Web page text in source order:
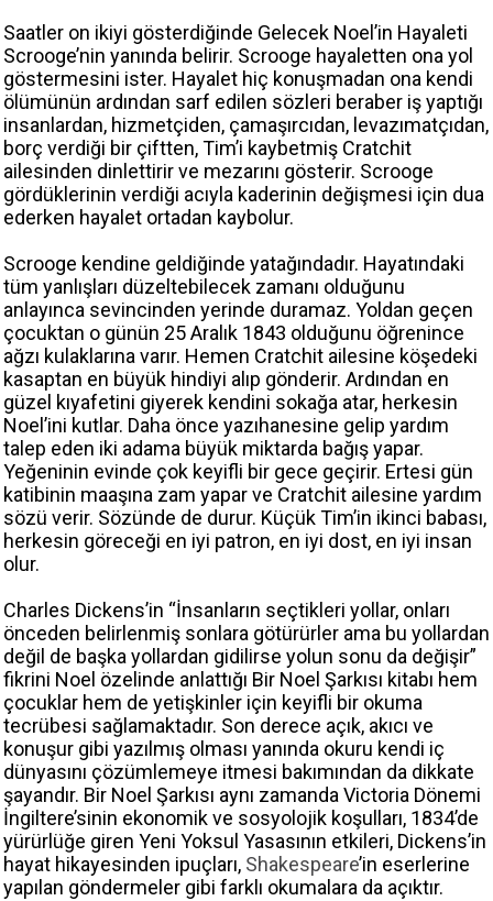
Saatler on ikiyi gösterdiğinde Gelecek Noel’in Hayaleti
Scrooge’nin yanında belirir. Scrooge hayaletten ona yol
göstermesini ister. Hayalet hiç konuşmadan ona kendi
ölümünün ardından sarf edilen sözleri beraber iş yaptığı
insanlardan, hizmetçiden, çamaşırcıdan, levazımatçıdan,
borç verdiği bir çiftten, Tim’i kaybetmiş Cratchit
ailesinden dinlettirir ve mezarını gösterir. Scrooge
gördüklerinin verdiği acıyla kaderinin değişmesi için dua
ederken hayalet ortadan kaybolur.
Scrooge kendine geldiğinde yatağındadır. Hayatındaki
tüm yanlışları düzeltebilecek zamanı olduğunu
anlayınca sevincinden yerinde duramaz. Yoldan geçen
çocuktan o günün 25 Aralık 1843 olduğunu öğrenince
ağzı kulaklarına varır. Hemen Cratchit ailesine köşedeki
kasaptan en büyük hindiyi alıp gönderir. Ardından en
güzel kıyafetini giyerek kendini sokağa atar, herkesin
Noel’ini kutlar. Daha önce yazıhanesine gelip yardım
talep eden iki adama büyük miktarda bağış yapar.
Yeğeninin evinde çok keyifli bir gece geçirir. Ertesi gün
katibinin maaşına zam yapar ve Cratchit ailesine yardım
sözü verir. Sözünde de durur. Küçük Tim’in ikinci babası,
herkesin göreceği en iyi patron, en iyi dost, en iyi insan
olur.
Charles Dickens’in “İnsanların seçtikleri yollar, onları
önceden belirlenmiş sonlara götürürler ama bu yollardan
değil de başka yollardan gidilirse yolun sonu da değişir”
fikrini Noel özelinde anlattığı Bir Noel Şarkısı kitabı hem
çocuklar hem de yetişkinler için keyifli bir okuma
tecrübesi sağlamaktadır. Son derece açık, akıcı ve
konuşur gibi yazılmış olması yanında okuru kendi iç
dünyasını çözümlemeye itmesi bakımından da dikkate
şayandır. Bir Noel Şarkısı aynı zamanda Victoria Dönemi
İngiltere’sinin ekonomik ve sosyolojik koşulları, 1834’de
yürürlüğe giren Yeni Yoksul Yasasının etkileri, Dickens’in
hayat hikayesinden ipuçları, Shakespeare’in eserlerine
yapılan göndermeler gibi farklı okumalara da açıktır.